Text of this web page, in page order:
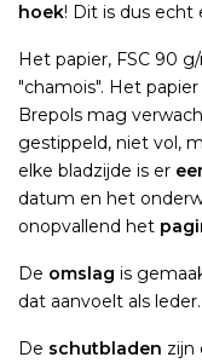
hoek! Dit is dus echt
Het papier, FSC 90
"chamois". Het
Brepols mag
gestippeld, niet vol,
elke bladzijde is er
datum en het
onopvallend het
De omslag is
dat aanvoelt als leder.
De schutbladen zijn